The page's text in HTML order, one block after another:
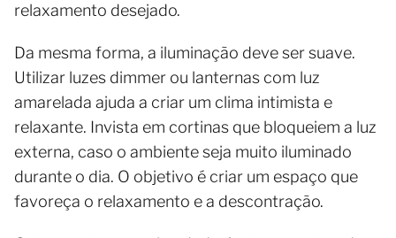
relaxamento desejado.
Da mesma forma, a iluminação deve ser suave.
Utilizar luzes dimmer ou lanternas com luz
amarelada ajuda a criar um clima intimista e
relaxante. Invista em cortinas que bloqueiem a luz
externa, caso o ambiente seja muito iluminado
durante o dia. O objetivo é criar um espaço que
favoreça o relaxamento e a descontração.